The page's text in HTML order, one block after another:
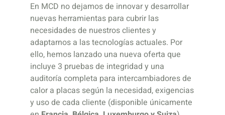
En MCD no dejamos de innovar y desarrollar
nuevas herramientas para cubrir las
necesidades de nuestros clientes y
adaptarnos a las tecnologías actuales. Por
ello, hemos lanzado una nueva oferta que
incluye 3 pruebas de integridad y una
auditoría completa para intercambiadores de
calor a placas según la necesidad, exigencias
y uso de cada cliente (disponible únicamente